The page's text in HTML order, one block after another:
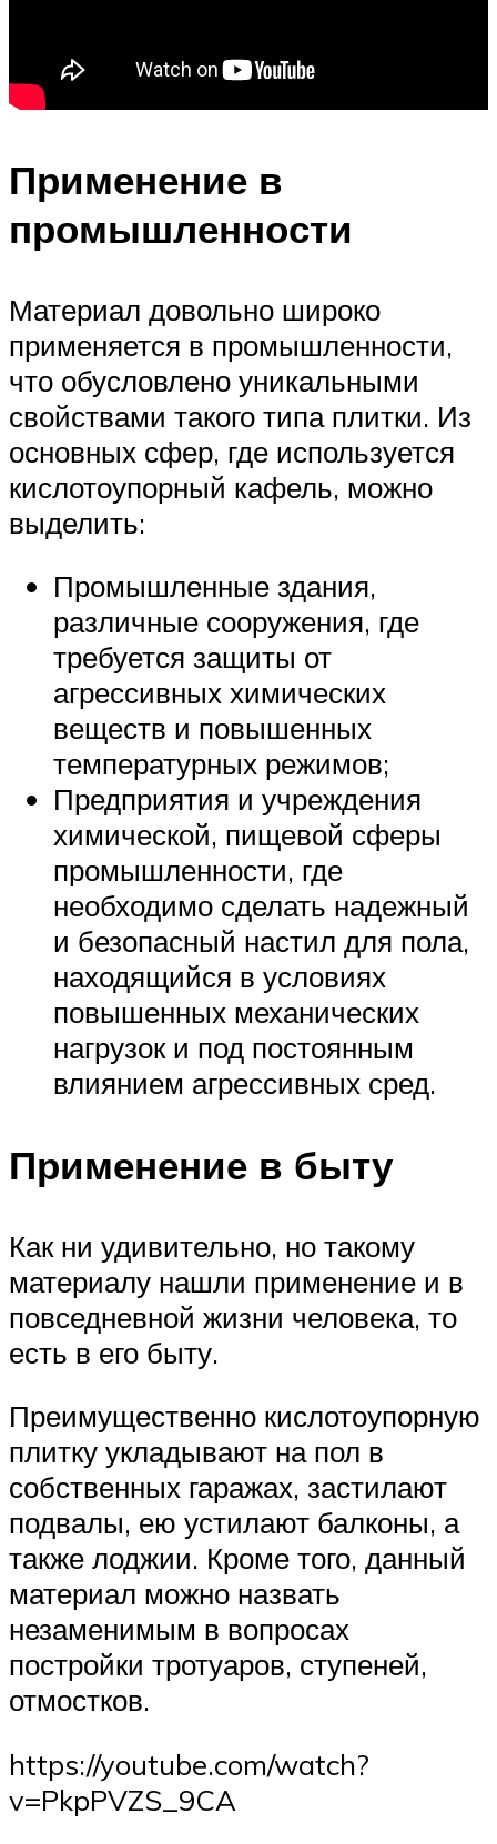
Применение в
промышленности
Материал довольно широко
применяется в промышленности,
что обусловлено уникальными
свойствами такого типа плитки. Из
основных сфер, где используется
кислотоупорный кафель, можно
выделить:
Промышленные здания,
различные сооружения, где
требуется защиты от
агрессивных химических
веществ и повышенных
температурных режимов;
Предприятия и учреждения
химической, пищевой сферы
промышленности, где
необходимо сделать надежный
и безопасный настил для пола,
находящийся в условиях
повышенных механических
нагрузок и под постоянным
влиянием агрессивных сред.
Применение в быту
Как ни удивительно, но такому
материалу нашли применение и в
повседневной жизни человека, то
есть в его быту.
Преимущественно кислотоупорную
плитку укладывают на пол в
собственных гаражах, застилают
подвалы, ею устилают балконы, а
также лоджии. Кроме того, данный
материал можно назвать
незаменимым в вопросах
постройки тротуаров, ступеней,
отмостков.
https://youtube.com/watch?
v=PkpPVZS_9CA